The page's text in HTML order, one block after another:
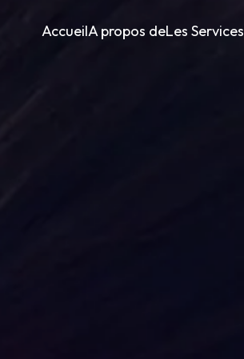
AccueilA propos deLes Services